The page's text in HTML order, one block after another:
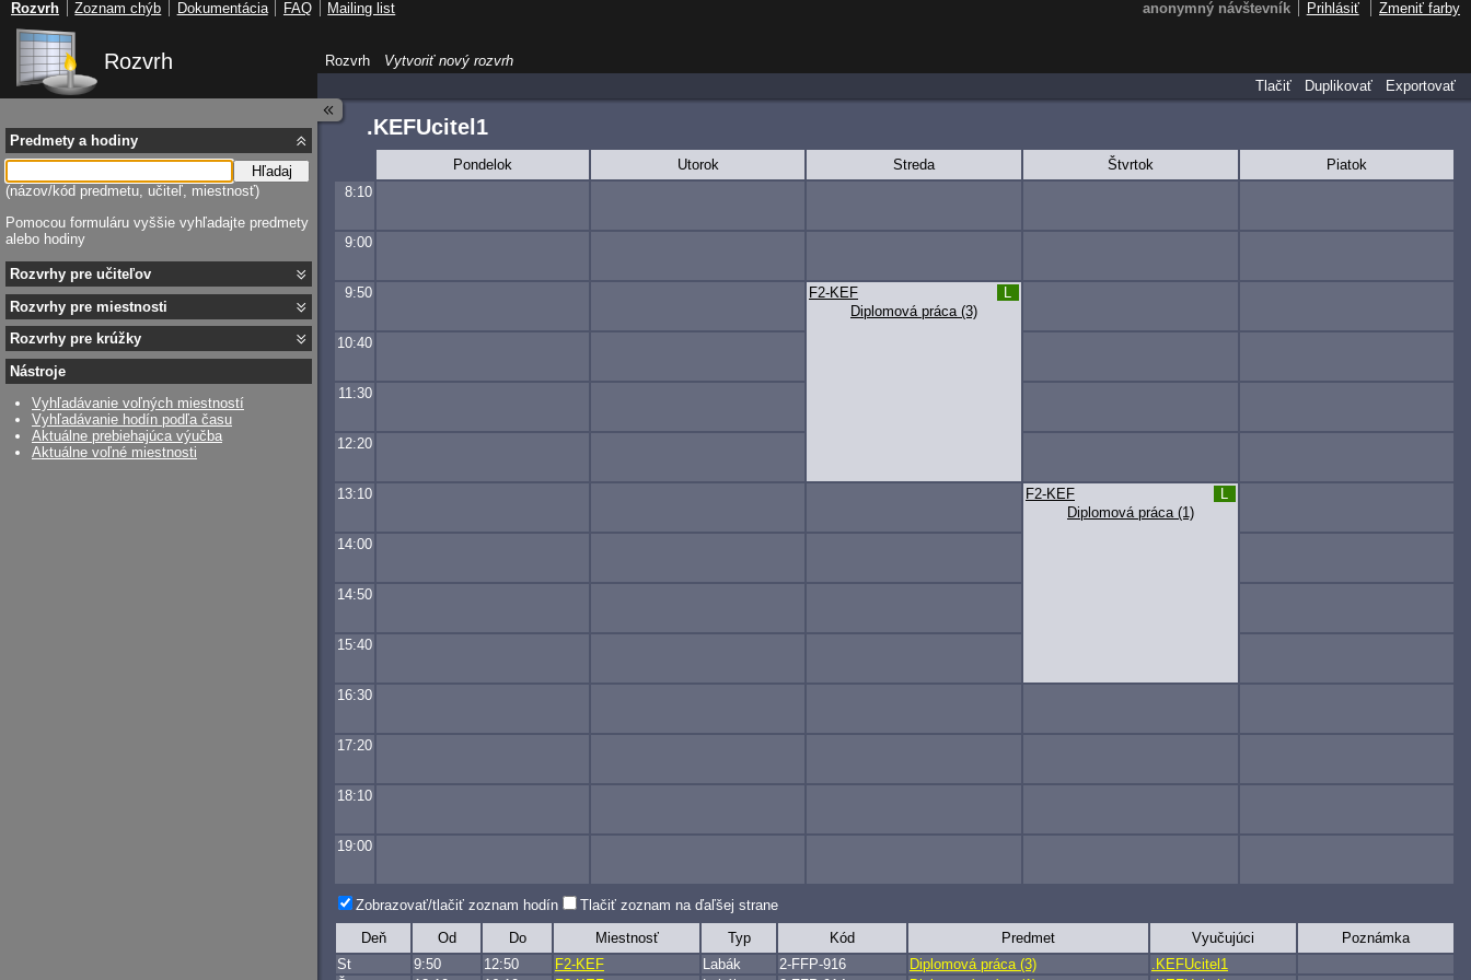
Rozvrh
.KEFUcitel1
Pondelok Utorok Streda Štvrtok
Piatok
8:10
9:00
9:50
Diplomová práca (3)
F2-KEF L
10:40
11:30
12:20
13:10
Diplomová práca (1)
F2-KEF L
14:00
14:50
15:40
16:30
17:20
18:10
19:00
Zobrazovať/tlačiť zoznam hodín Tlačiť zoznam na ďaľšej strane
Deň Od Do Miestnosť Typ Kód Predmet Vyučujúci
Poznámka
St
9:50 12:50 F2-KEF Labák 2-FFP-916 Diplomová práca (3)
.KEFUcitel1
Predmety a hodiny
Hľadaj
(názov/kód predmetu, učiteľ, miestnosť)
Pomocou formuláru vyššie vyhľadajte predmety
alebo hodiny
Rozvrhy pre učiteľov
Rozvrhy pre miestnosti
Rozvrhy pre krúžky
Nástroje
Vyhľadávanie voľných miestností
Vyhľadávanie hodín podľa času
Aktuálne prebiehajúca výučba
Aktuálne voľné miestnosti
Rozvrh
Vytvoriť nový rozvrh
Tlačiť
Duplikovať Exportovať
anonymný návštevník Prihlásiť Zmeniť farby
Rozvrh Zoznam chýb Dokumentácia FAQ Mailing list